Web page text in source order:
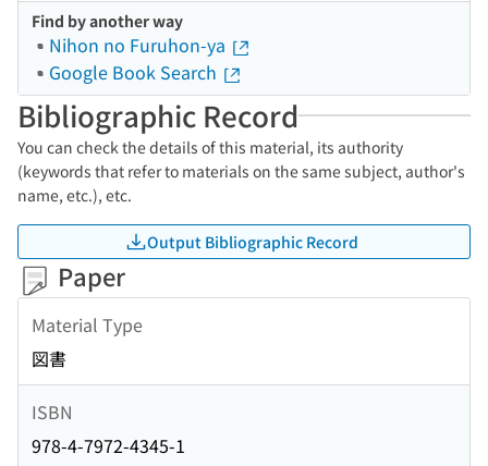
Find by another way
Nihon no Furuhon-ya
Google Book Search
Bibliographic Record
You can check the details of this material, its authority
(keywords that refer to materials on the same subject, author's
name, etc.), etc.
Output Bibliographic Record
Paper
Material Type
図書
ISBN
978-4-7972-4345-1